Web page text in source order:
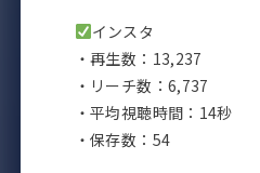
インスタ
・再生数：13,237
・リーチ数：6,737
・平均視聴時間：14秒
・保存数：54